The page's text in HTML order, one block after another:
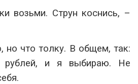
возьми. Струн коснись, –
что толку. В общем, так:
рублей, и я выбираю. Не